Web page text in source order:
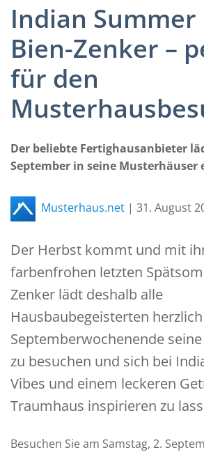
Indian
Bien-Zenker –
für den
Der beliebte Fertighausanbieter
September in seine Musterhäuser
Musterhaus.net | 31. August
Der Herbst kommt und mit
farbenfrohen letzten
Zenker lädt deshalb alle
Hausbaubegeisterten
Septemberwochenende
zu besuchen und sich bei
Vibes und einem leckeren
Traumhaus inspirieren zu
Besuchen Sie am Samstag, 2.